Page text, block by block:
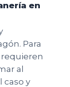
en
Para
requieren
al
caso y